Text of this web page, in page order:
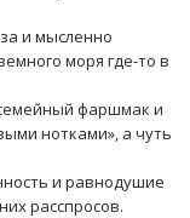
и мысленно
моря где-то в
фаршмак и
нотками», а чуть
и равнодушие
расспросов.